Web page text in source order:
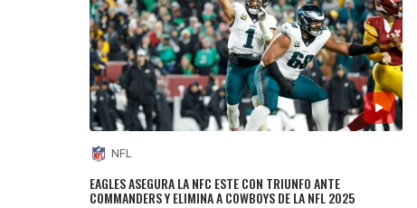
NFL
EAGLES ASEGURA LA NFC ESTE CON TRIUNFO ANTE
COMMANDERS Y ELIMINA A COWBOYS DE LA NFL 2025